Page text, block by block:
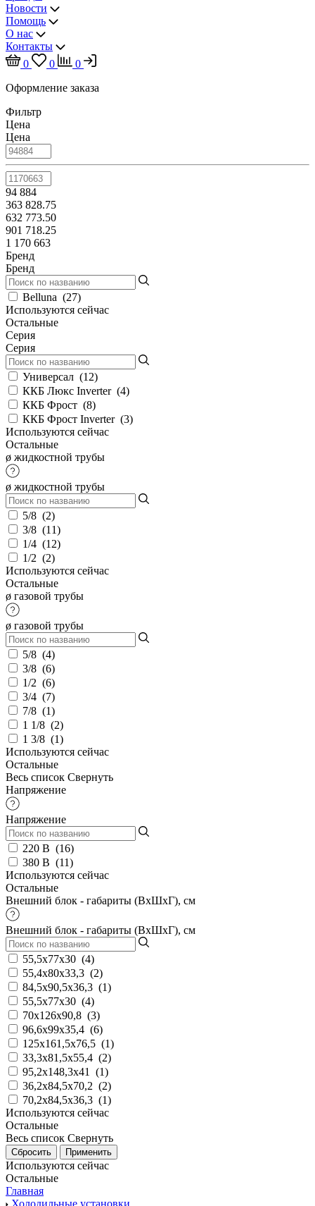
Новости
Помощь
О нас
Контакты
0
0
0
Оформление заказа
Фильтр
Цена
Цена
94 884
363 828.75
632 773.50
901 718.25
1 170 663
Бренд
Бренд
Belluna (27)
Используются сейчас
Остальные
Серия
Серия
Универсал (12)
ККБ Люкс Inverter (4)
ККБ Фрост (8)
ККБ Фрост Inverter (3)
Используются сейчас
Остальные
ø жидкостной трубы
ø жидкостной трубы
5/8 (2)
3/8 (11)
1/4 (12)
1/2 (2)
Используются сейчас
Остальные
ø газовой трубы
ø газовой трубы
5/8 (4)
3/8 (6)
1/2 (6)
3/4 (7)
7/8 (1)
1 1/8 (2)
1 3/8 (1)
Используются сейчас
Остальные
Весь список Свернуть
Напряжение
Напряжение
220 В (16)
380 В (11)
Используются сейчас
Остальные
Внешний блок - габариты (ВхШхГ), см
Внешний блок - габариты (ВхШхГ), см
55,5x77x30 (4)
55,4x80x33,3 (2)
84,5х90,5х36,3 (1)
55,5х77х30 (4)
70х126х90,8 (3)
96,6x99x35,4 (6)
125х161,5х76,5 (1)
33,3x81,5х55,4 (2)
95,2х148,3x41
(1)
36,2x84,5х70,2 (2)
70,2x84,5x36,3 (1)
Используются сейчас
Остальные
Весь список Свернуть
Используются сейчас
Остальные
Главная
Холодильные установки